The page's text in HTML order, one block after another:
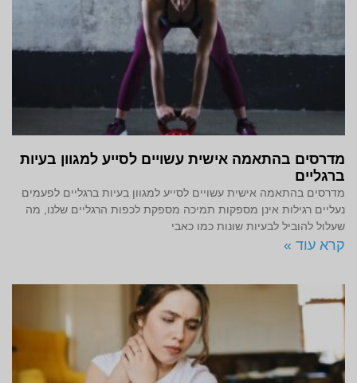
מדרסים בהתאמה אישית עשויים לסייע למגוון בעיות
ברגליים
מדרסים בהתאמה אישית עשויים לסייע למגוון בעיות ברגליים לפעמים
נעליים רגילות אינן מספקות תמיכה מספקת לכפות הרגליים שלנו, מה
שעלול להוביל לבעיות שונות כמו כאבי
קרא עוד »